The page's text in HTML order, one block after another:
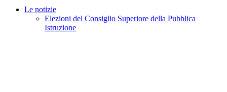
Le notizie
Elezioni del Consiglio Superiore della Pubblica
Istruzione